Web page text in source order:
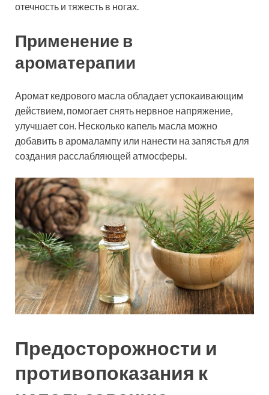
отечность и тяжесть в ногах.
Применение в
ароматерапии
Аромат кедрового масла обладает успокаивающим
действием, помогает снять нервное напряжение,
улучшает сон. Несколько капель масла можно
добавить в аромалампу или нанести на запястья для
создания расслабляющей атмосферы.
Предосторожности и
противопоказания к